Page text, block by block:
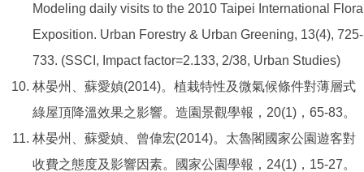
Modeling daily visits to the 2010 Taipei International Flora
Exposition. Urban Forestry & Urban Greening, 13(4), 725-
733. (SSCI, Impact factor=2.133, 2/38, Urban Studies)
林晏州、蘇愛媜(2014)。植栽特性及微氣候條件對薄層式
綠屋頂降溫效果之影響。造園景觀學報，20(1)，65-83。
林晏州、蘇愛媜、曾偉宏(2014)。太魯閣國家公園遊客對
收費之態度及影響因素。國家公園學報，24(1)，15-27。